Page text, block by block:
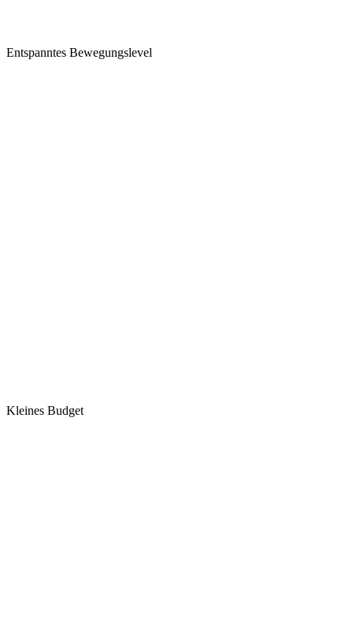
Entspanntes Bewegungslevel
Kleines Budget